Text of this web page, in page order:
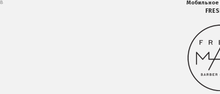
Мобильное